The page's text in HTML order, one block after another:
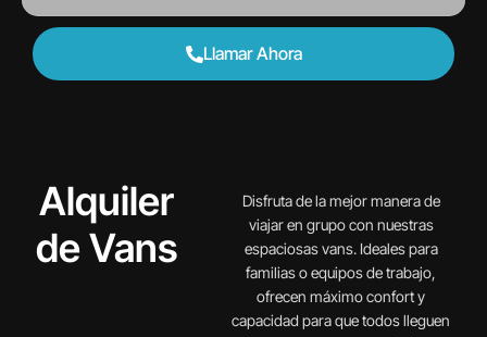
Llamar Ahora
Alquiler
de Vans
Disfruta de la mejor manera de
viajar en grupo con nuestras
espaciosas vans. Ideales para
familias o equipos de trabajo,
ofrecen máximo confort y
capacidad para que todos lleguen